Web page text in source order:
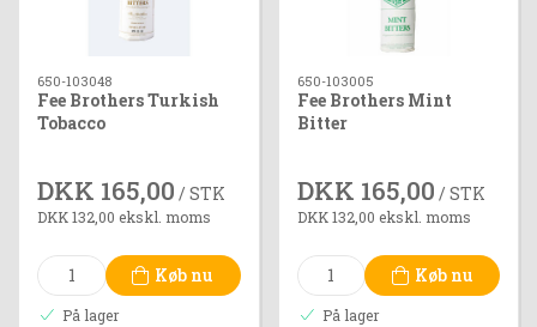
650-103048
Fee Brothers Turkish
Tobacco
DKK 165,00 / STK
DKK 132,00 ekskl. moms
Køb nu
På lager
650-103005
Fee Brothers Mint
Bitter
DKK 165,00 / STK
DKK 132,00 ekskl. moms
Køb nu
På lager